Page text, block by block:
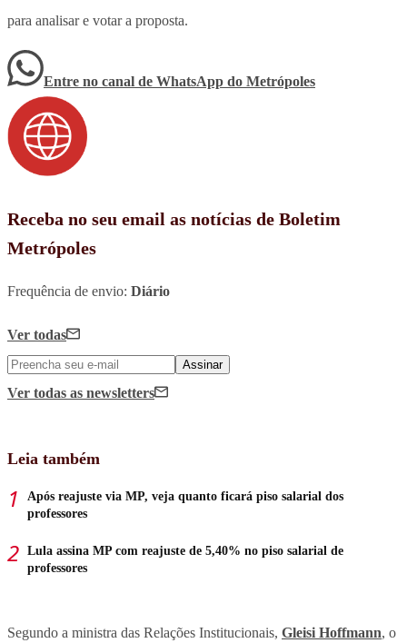
para analisar e votar a proposta.
Entre no canal de WhatsApp do Metrópoles
Receba no seu email as notícias de Boletim
Metrópoles
Frequência de envio: Diário
Ver todas
Assinar
Ver todas as newsletters
Leia também
Após reajuste via MP, veja quanto ficará piso salarial dos
professores
Lula assina MP com reajuste de 5,40% no piso salarial de
professores
Segundo a ministra das Relações Institucionais, Gleisi Hoffmann, o